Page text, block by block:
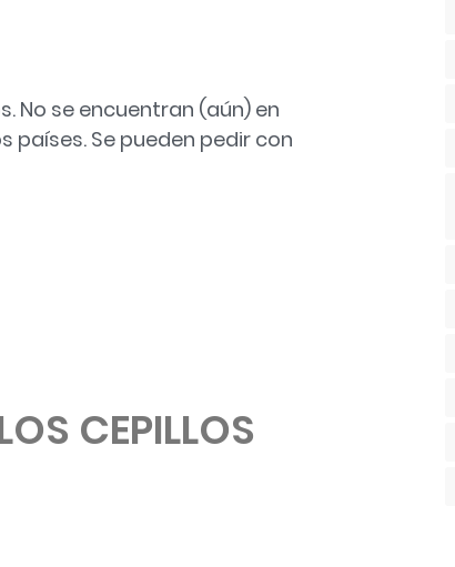
No se encuentran (aún) en
países. Se pueden pedir con
CEPILLOS